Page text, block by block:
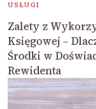
USŁUGI
Zalety z
Księgowej –
Środki w
Rewidenta